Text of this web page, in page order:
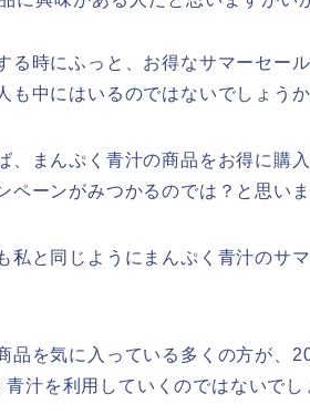
る時にふっと、お得なサマーセー
も中にはいるのではないでしょうか
、まんぷく青汁の商品をお得に購
ペーンがみつかるのでは？と思いま
私と同じようにまんぷく青汁のサ
品を気に入っている多くの方が、
汁を利用していくのではないでし